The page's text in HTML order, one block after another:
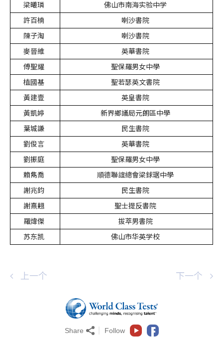
梁曦璘
佛山市南海实验中学
許百楠
喇沙書院
陳子淘
喇沙書院
麥晉維
英華書院
傅聖耀
聖保羅男女中學
植國基
聖若瑟英文書院
黃建壹
英皇書院
黃凱婷
新界鄉議局元朗區中學
葉城謙
民生書院
劉俊言
英華書院
劉振庭
聖保羅男女中學
賴雋喬
順德聯誼總會梁銶琚中學
謝兆鈞
民生書院
謝熹翹
聖士提反書院
羅煒傑
拔萃男書院
苏东凯
佛山市华英学校
上一个 下一个
Share Follow